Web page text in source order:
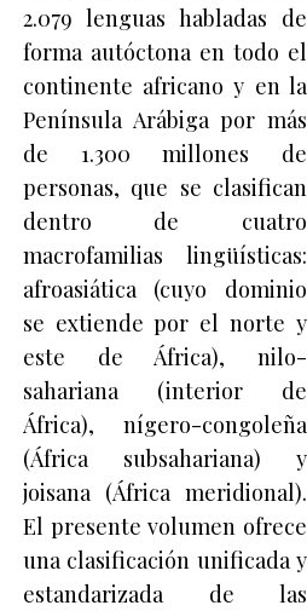
2.079 lenguas habladas de
forma autóctona en todo el
continente africano y en la
Península Arábiga por más
de 1.300 millones de
personas, que se clasifican
dentro de cuatro
macrofamilias lingüísticas:
afroasiática (cuyo dominio
se extiende por el norte y
este de África), nilo-
sahariana (interior de
África), nígero-congoleña
(África subsahariana) y
joisana (África meridional).
El presente volumen ofrece
una clasificación unificada y
estandarizada de las